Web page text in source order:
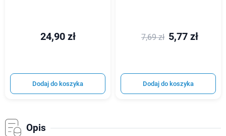
24,90 zł
Dodaj do koszyka
7,69 zł 5,77 zł
Dodaj do koszyka
Opis